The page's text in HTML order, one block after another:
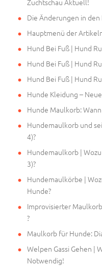
Die Änderungen in den
Hauptmenü der
Hund Bei Fuß | Hund
Hund Bei Fuß | Hund
Hund Bei Fuß | Hund
Hunde Kleidung –
Hunde Maulkorb:
Hundemaulkorb und
4)?
Hundemaulkorb |
3)?
Hundemaulkörbe |
Hunde?
Improvisierter
?
Maulkorb für Hunde:
Welpen Gassi Gehen |
Notwendig!